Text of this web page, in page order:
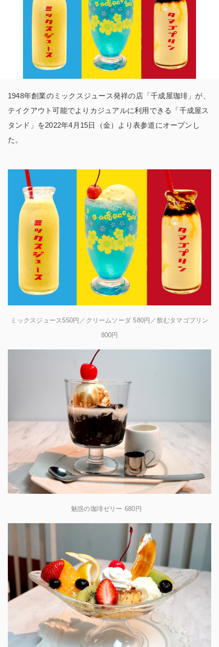
1948年創業のミックスジュース発祥の店「千成屋珈琲」が、
テイクアウト可能でよりカジュアルに利用できる「千成屋ス
タンド」を2022年4月15日（金）より表参道にオープンし
た。
ミックスジュース550円／クリームソーダ 580円／飲むタマゴプリン
800円
魅惑の珈琲ゼリー 680円